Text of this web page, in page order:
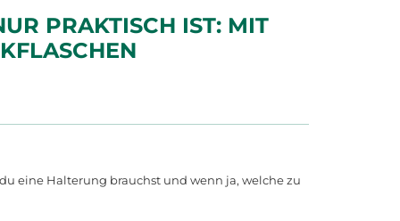
PRAKTISCH IST: MIT
eine Halterung brauchst und wenn ja, welche zu